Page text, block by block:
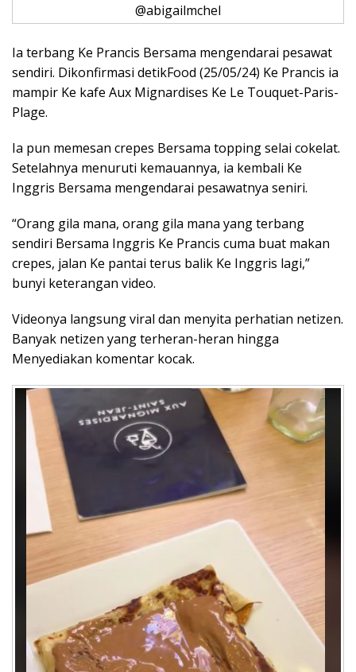
@abigailmchel
Ia terbang Ke Prancis Bersama mengendarai pesawat
sendiri. Dikonfirmasi detikFood (25/05/24) Ke Prancis ia
mampir Ke kafe Aux Mignardises Ke Le Touquet-Paris-
Plage.
Ia pun memesan crepes Bersama topping selai cokelat.
Setelahnya menuruti kemauannya, ia kembali Ke
Inggris Bersama mengendarai pesawatnya seniri.
“Orang gila mana, orang gila mana yang terbang
sendiri Bersama Inggris Ke Prancis cuma buat makan
crepes, jalan Ke pantai terus balik Ke Inggris lagi,”
bunyi keterangan video.
Videonya langsung viral dan menyita perhatian netizen.
Banyak netizen yang terheran-heran hingga
Menyediakan komentar kocak.